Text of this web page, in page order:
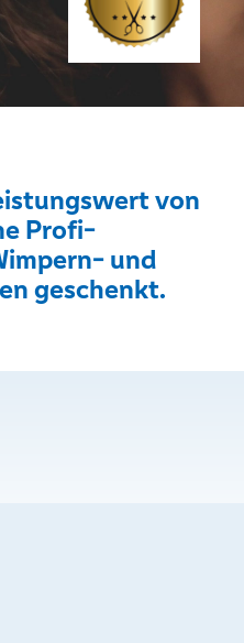
von
Profi-
und
geschenkt.